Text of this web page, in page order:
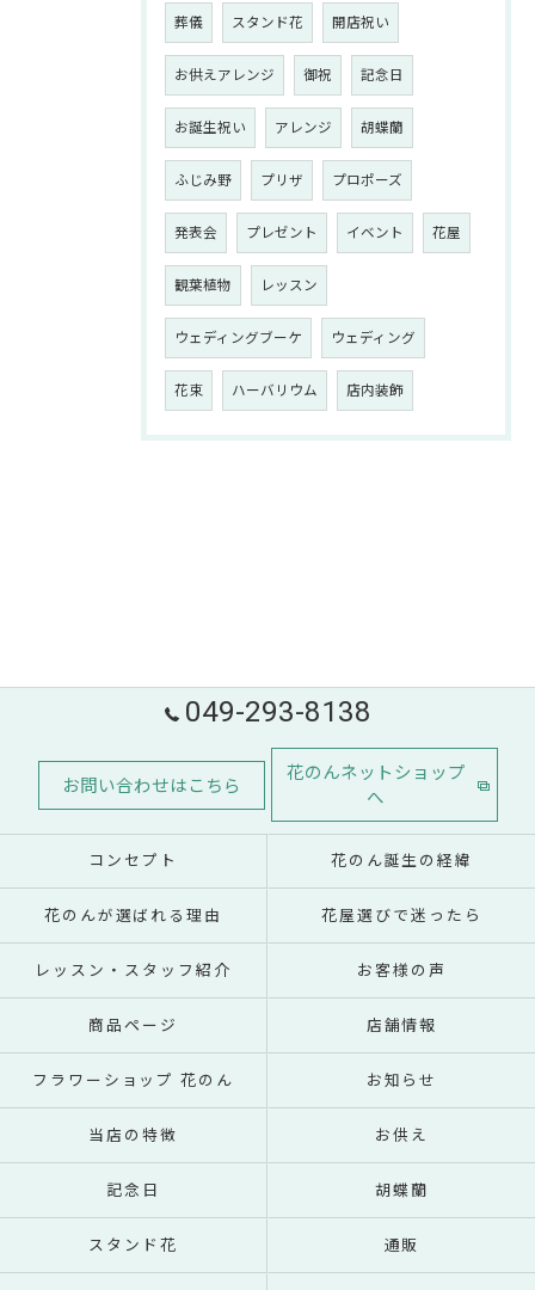
葬儀 スタンド花 開店祝い
お供えアレンジ 御祝 記念日
お誕生祝い アレンジ 胡蝶蘭
ふじみ野 プリザ プロポーズ
発表会 プレゼント イベント 花屋
観葉植物 レッスン
ウェディングブーケ ウェディング
花束 ハーバリウム 店内装飾
049-293-8138
お問い合わせはこちら
花のんネットショップ
へ
コンセプト 花のん誕生の経緯
花のんが選ばれる理由 花屋選びで迷ったら
レッスン・スタッフ紹介 お客様の声
商品ページ 店舗情報
フラワーショップ 花のん お知らせ
当店の特徴 お供え
記念日 胡蝶蘭
スタンド花 通販